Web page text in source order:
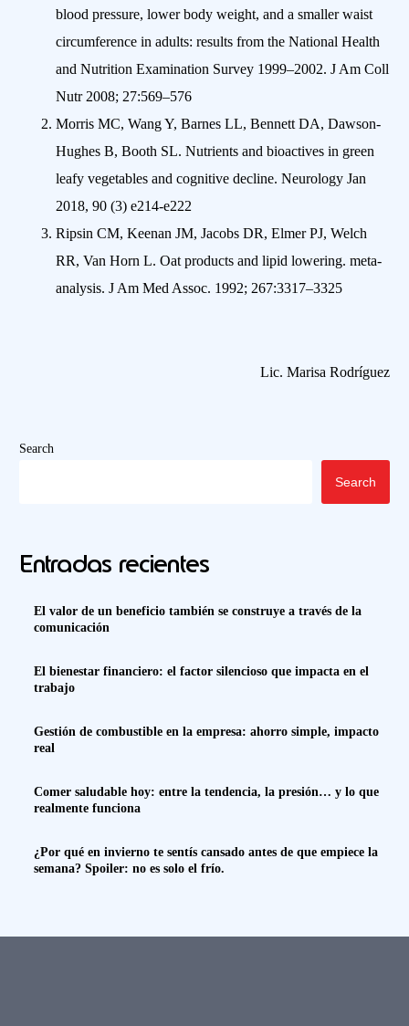
blood pressure, lower body weight, and a smaller waist
circumference in adults: results from the National Health
and Nutrition Examination Survey 1999–2002. J Am Coll
Nutr 2008; 27:569–576
Morris MC, Wang Y, Barnes LL, Bennett DA, Dawson-
Hughes B, Booth SL. Nutrients and bioactives in green
leafy vegetables and cognitive decline. Neurology Jan
2018, 90 (3) e214-e222
Ripsin CM, Keenan JM, Jacobs DR, Elmer PJ, Welch
RR, Van Horn L. Oat products and lipid lowering. meta-
analysis. J Am Med Assoc. 1992; 267:3317–3325
Lic. Marisa Rodríguez
Search
Search
Entradas recientes
El valor de un beneficio también se construye a través de la
comunicación
El bienestar financiero: el factor silencioso que impacta en el
trabajo
Gestión de combustible en la empresa: ahorro simple, impacto
real
Comer saludable hoy: entre la tendencia, la presión… y lo que
realmente funciona
¿Por qué en invierno te sentís cansado antes de que empiece la
semana? Spoiler: no es solo el frío.